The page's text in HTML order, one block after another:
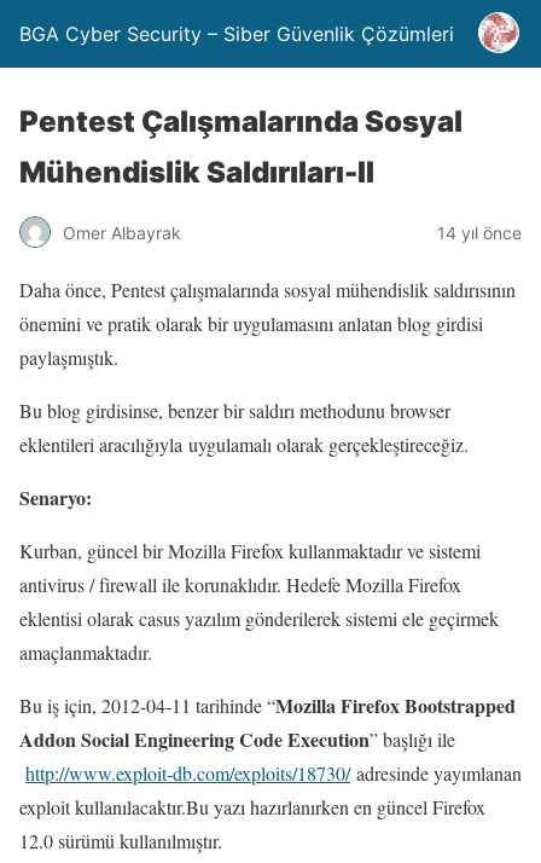
BGA Cyber Security – Siber Güvenlik Çözümleri
Pentest Çalışmalarında Sosyal
Mühendislik Saldırıları-II
Omer Albayrak 14 yıl önce
Daha önce, Pentest çalışmalarında sosyal mühendislik saldırısının
önemini ve pratik olarak bir uygulamasını anlatan blog girdisi
paylaşmıştık.
Bu blog girdisinse, benzer bir saldırı methodunu browser
eklentileri aracılığıyla uygulamalı olarak gerçekleştireceğiz.
Senaryo:
Kurban, güncel bir Mozilla Firefox kullanmaktadır ve sistemi
antivirus / firewall ile korunaklıdır. Hedefe Mozilla Firefox
eklentisi olarak casus yazılım gönderilerek sistemi ele geçirmek
amaçlanmaktadır.
Bu iş için, 2012-04-11 tarihinde “Mozilla Firefox Bootstrapped
Addon Social Engineering Code Execution” başlığı ile
http://www.exploit-db.com/exploits/18730/adresinde yayımlanan
exploit kullanılacaktır.Bu yazı hazırlanırken en güncel Firefox
12.0 sürümü kullanılmıştır.